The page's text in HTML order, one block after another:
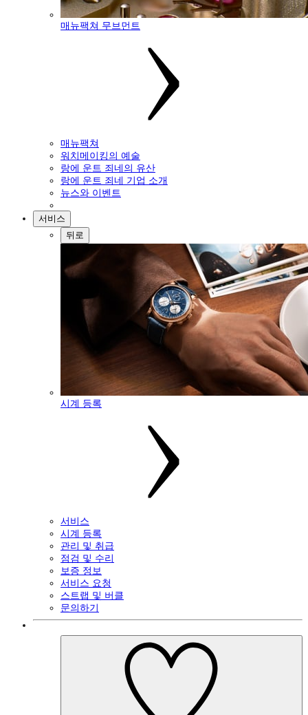
매뉴팩쳐 무브먼트
매뉴팩쳐
워치메이킹의 예술
랑에 운트 죄네의 유산
랑에 운트 죄네 기업 소개
뉴스와 이벤트
서비스
뒤로
시계 등록
서비스
시계 등록
관리 및 취급
점검 및 수리
보증 정보
서비스 요청
스트랩 및 버클
문의하기